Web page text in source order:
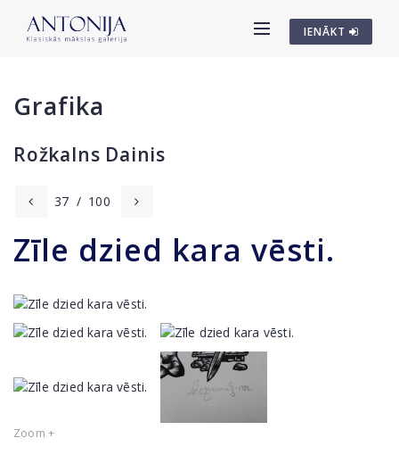
IENĀKT
Grafika
Rožkalns Dainis
37 / 100
Zīle dzied kara vēsti.
Zoom +